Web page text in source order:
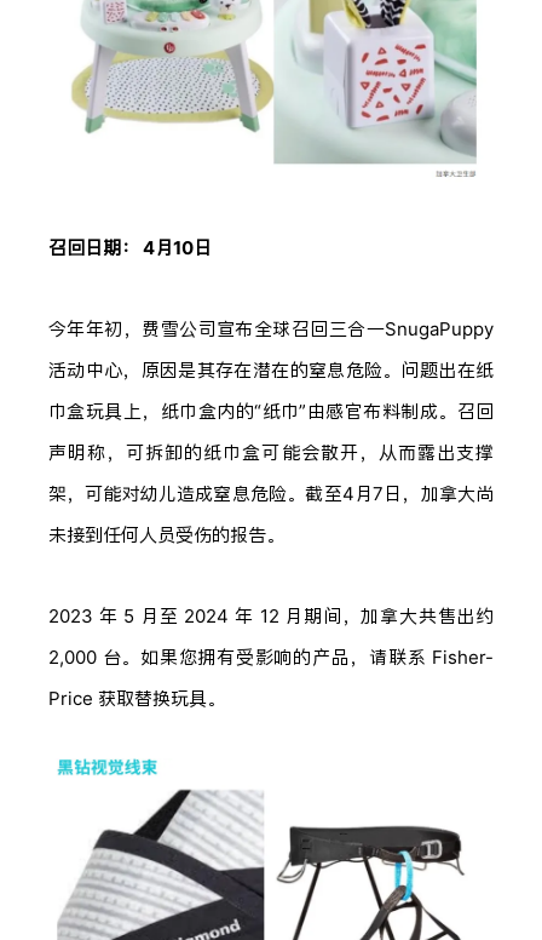
召回日期： 4月10日
今年年初，费雪公司宣布全球召回三合一SnugaPuppy
活动中心，原因是其存在潜在的窒息危险。问题出在纸
巾盒玩具上，纸巾盒内的“纸巾”由感官布料制成。召回
声明称，可拆卸的纸巾盒可能会散开，从而露出支撑
架，可能对幼儿造成窒息危险。截至4月7日，加拿大尚
未接到任何人员受伤的报告。
2023 年 5 月至 2024 年 12 月期间，加拿大共售出约
2,000 台。如果您拥有受影响的产品，请联系 Fisher-
Price 获取替换玩具。